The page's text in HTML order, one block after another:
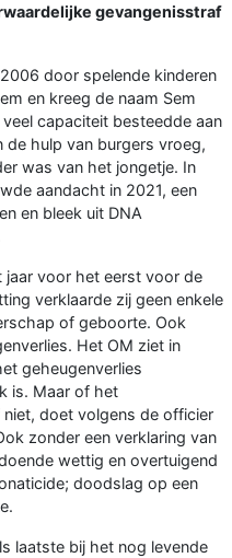
gevangenisstraf
door spelende kinderen
en kreeg de naam Sem
capaciteit besteedde aan
de hulp van burgers vroeg,
was van het jongetje. In
aandacht in 2021, een
en bleek uit DNA
jaar voor het eerst voor de
verklaarde zij geen enkele
of geboorte. Ook
Het OM ziet in
geheugenverlies
is. Maar of het
doet volgens de officier
zonder een verklaring van
wettig en overtuigend
doodslag op een
laatste bij het nog levende